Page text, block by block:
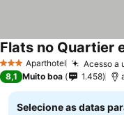
3 EstrelasAparthotel Acesso a
Flats no Quartier
8,1 Muito boa 1.458
Selecione as datas